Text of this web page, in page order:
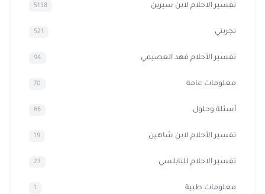
تفسير الاحلام لابن سيرين 5138
تجربتي 521
تفسير الأحلام فهد العصيمي 94
معلومات عامة 70
أسئلة وحلول 66
تفسير الأحلام لابن شاهين 19
تفسير الاحلام للنابلسي 23
معلومات طبية 1